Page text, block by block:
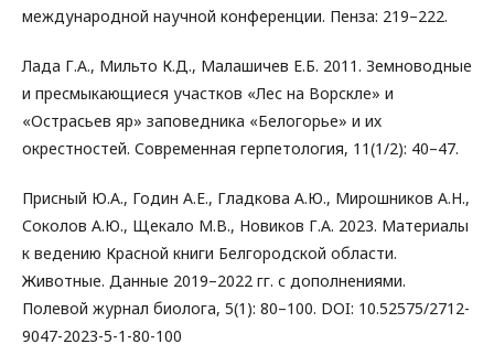
международной научной конференции. Пенза: 219–222.
Лада Г.А., Мильто К.Д., Малашичев Е.Б. 2011. Земноводные
и пресмыкающиеся участков «Лес на Ворскле» и
«Острасьев яр» заповедника «Белогорье» и их
окрестностей. Современная герпетология, 11(1/2): 40–47.
Присный Ю.А., Годин А.Е., Гладкова А.Ю., Мирошников А.Н.,
Соколов А.Ю., Щекало М.В., Новиков Г.А. 2023. Материалы
к ведению Красной книги Белгородской области.
Животные. Данные 2019–2022 гг. с дополнениями.
Полевой журнал биолога, 5(1): 80–100. DOI: 10.52575/2712-
9047-2023-5-1-80-100